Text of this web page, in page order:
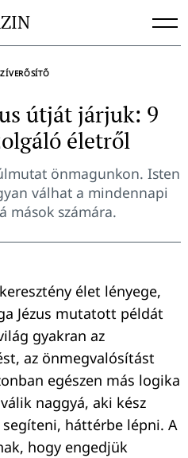
útját járjuk: 9
életről
önmagunkon. Isten
válhat a mindennapi
mások számára.
élet lényege,
Jézus mutatott példát
gyakran az
az önmegvalósítást
egészen más logika
naggyá, aki kész
háttérbe lépni. A
hogy engedjük